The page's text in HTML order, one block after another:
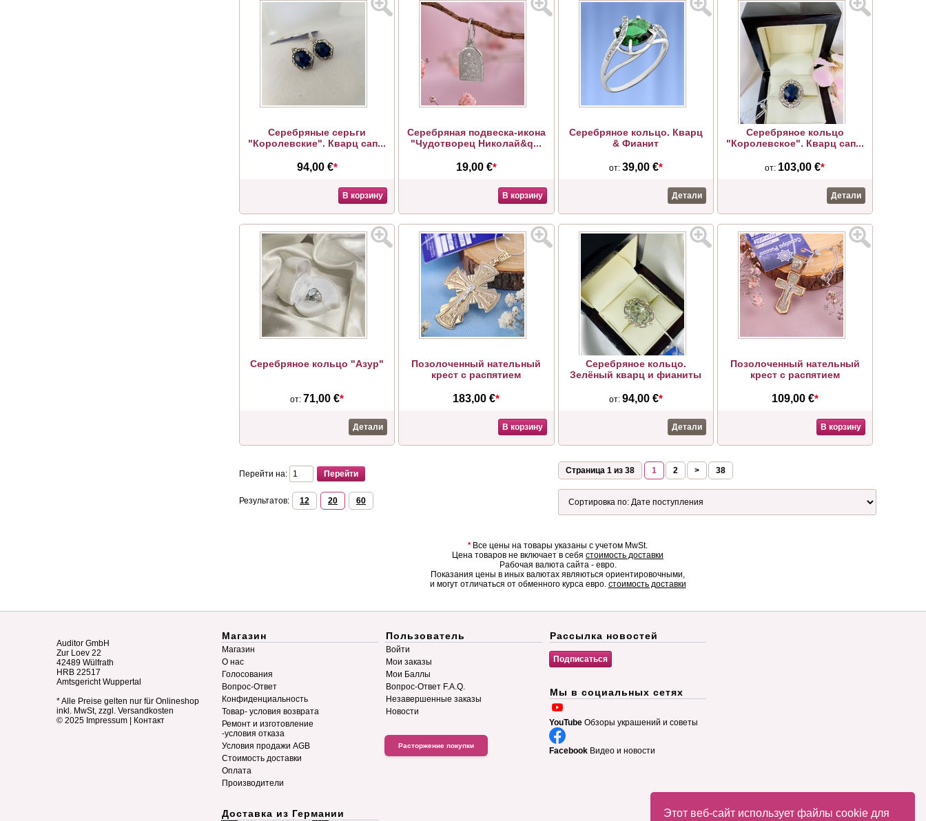
Этот веб-сайт использует файлы cookie для
Серебряные серьги
"Королевские". Кварц сап...
94,00 €*
В корзину
Серебряная подвеска-икона
"Чудотворец Николай&q...
19,00 €*
В корзину
Серебряное кольцо. Кварц
& Фианит
от: 39,00 €*
Детали
Серебряное кольцо
"Королевское". Кварц сап...
от: 103,00 €*
Детали
Серебряное кольцо "Азур"
от: 71,00 €*
Детали
Позолоченный нательный
крест с распятием
183,00 €*
В корзину
Серебряное кольцо.
Зелёный кварц и фианиты
от: 94,00 €*
Детали
Позолоченный нательный
крест с распятием
109,00 €*
В корзину
Перейти на: Страница 1 из 38 1 2 > 38
Результатов: 12 20 60
*Все цены на товары указаны с учетом MwSt.
Цена товаров не включает в себя стоимость доставки
Рабочая валюта сайта - евро.
Показания цены в иных валютах являються ориентировочными,
и могут отличаться от обменного курса евро. стоимость доставки
Auditor GmbH
Zur Loev 22
42489 Wülfrath
HRB 22517
Amtsgericht Wuppertal
* Alle Preise gelten nur für Onlineshop
inkl. MwSt, zzgl. Versandkosten
© 2025 Impressum Контакт
Магазин
Магазин
О нас
Голосования
Вопрос-Ответ
Конфиденциальность
Товар- условия возврата
Ремонт и изготовление
-условия отказа
Условия продажи AGB
Стоимость доставки
Оплата
Производители
Доставка из Германии
Пользователь
Войти
Мои заказы
Мои Баллы
Вопрос-Ответ F.A.Q.
Незавершенные заказы
Новости
Расторжение покупки
Рассылка новостей
Мы в социальных сетях
YouTube Обзоры украшений и советы
Facebook Видео и новости